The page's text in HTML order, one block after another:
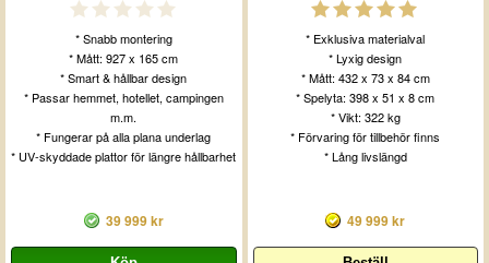
* Snabb montering
* Mått: 927 x 165 cm
* Smart & hållbar design
* Passar hemmet, hotellet, campingen
m.m.
* Fungerar på alla plana underlag
* UV-skyddade plattor för längre hållbarhet
39 999 kr
* Exklusiva materialval
* Lyxig design
* Mått: 432 x 73 x 84 cm
* Spelyta: 398 x 51 x 8 cm
* Vikt: 322 kg
* Förvaring för tillbehör finns
* Lång livslängd
49 999 kr